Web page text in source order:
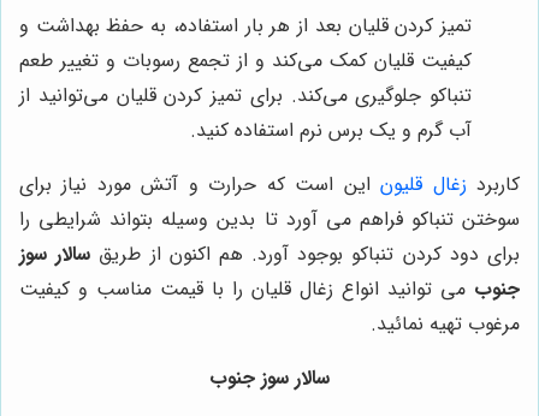
تمیز کردن قلیان بعد از هر بار استفاده، به حفظ بهداشت و
کیفیت قلیان کمک می‌کند و از تجمع رسوبات و تغییر طعم
تنباکو جلوگیری می‌کند. برای تمیز کردن قلیان می‌توانید از
آب گرم و یک برس نرم استفاده کنید.
کاربرد زغال قلیوناین است که حرارت و آتش مورد نیاز برای
سوختن تنباکو فراهم می آورد تا بدین وسیله بتواند شرایطی را
برای دود کردن تنباکو بوجود آورد. هم اکنون از طریق سالار سوز
جنوب می توانید انواع زغال قلیان را با قیمت مناسب و کیفیت
مرغوب تهیه نمائید.
سالار سوز جنوب